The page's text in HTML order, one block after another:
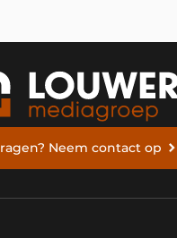
Neem contact op